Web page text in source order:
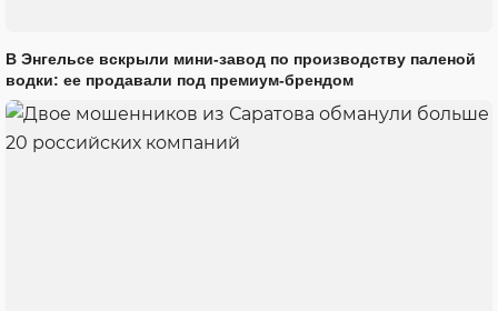
В Энгельсе вскрыли мини-завод по производству паленой
водки: ее продавали под премиум-брендом